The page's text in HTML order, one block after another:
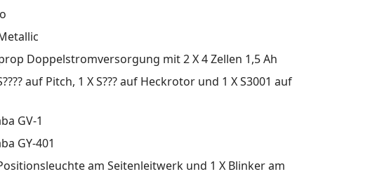
Doppelstromversorgung mit 2 X 4 Zellen 1,5 Ah
auf Pitch, 1 X S??? auf Heckrotor und 1 X S3001 auf
GV-1
GY-401
am Seitenleitwerk und 1 X Blinker am